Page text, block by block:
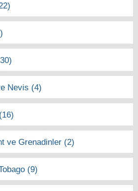
Nevis (4)
ve Grenadinler (2)
(9)